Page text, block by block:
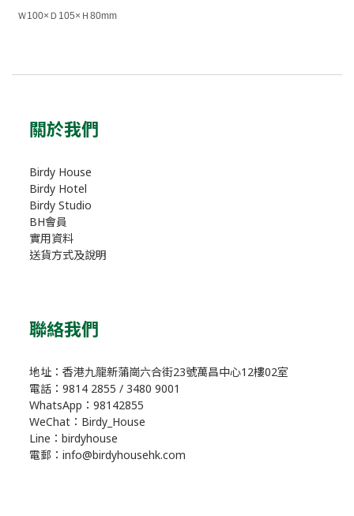
Ｗ100×Ｄ105×Ｈ80mm
關於我們
Birdy House
Birdy Hotel
Birdy Studio
BH會員
實用資料
送貨方式及說明
聯絡我們
地址：香港九龍新蒲崗六合街23號萬昌中心12樓02室
電話：9814 2855 / 3480 9001
WhatsApp：98142855
WeChat：Birdy_House
Line：birdyhouse
電郵：info@birdyhousehk.com